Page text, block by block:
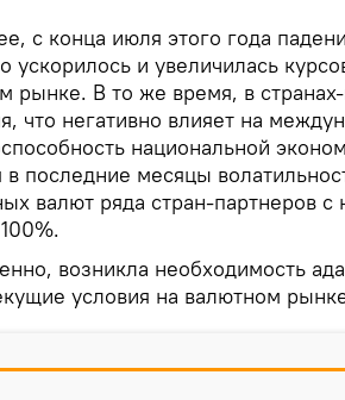
с конца июля этого года
ускорилось и увеличилась
рынке. В то же время, в
что негативно влияет на
национальной
в последние месяцы
валют ряда стран-партнеров с
возникла необходимость
условия на валютном